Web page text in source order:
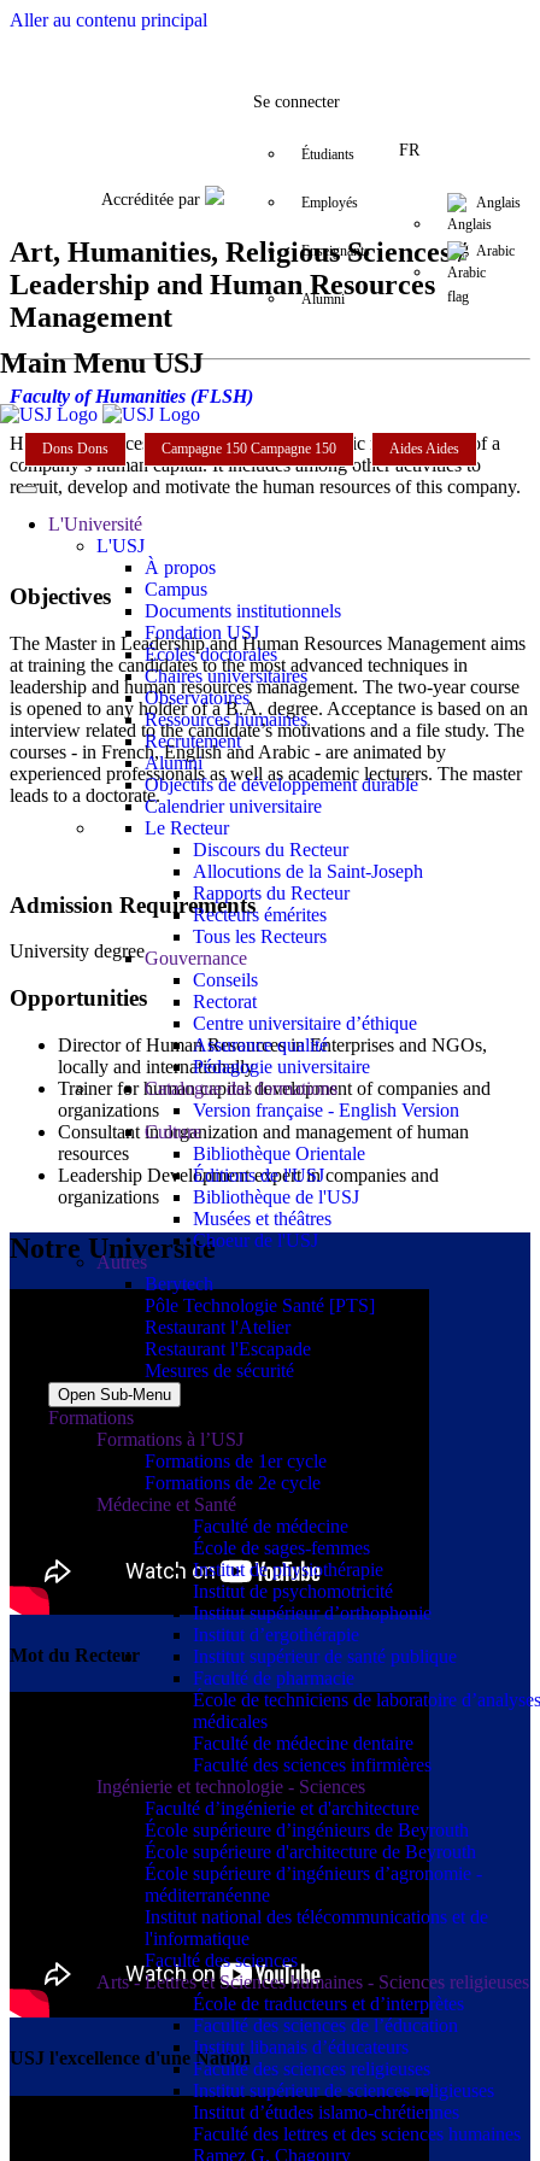
Aller au contenu principal
Facebook
Accréditée par
Se connecter
Étudiants
Employés
Enseignants
Alumni
FR
Anglais
Arabic
Main Menu USJ
Dons Dons Campagne 150 Campagne 150 AidesAides
L'Université
L'USJ
À propos
Campus
Documents institutionnels
Fondation USJ
Écoles doctorales
Chaires universitaires
Observatoires
Ressources humaines
Recrutement
Alumni
Objectifs de développement durable
Calendrier universitaire
Le Recteur
Discours du Recteur
Allocutions de la Saint-Joseph
Rapports du Recteur
Recteurs émérites
Tous les Recteurs
Gouvernance
Conseils
Rectorat
Centre universitaire d’éthique
Assurance qualité
Pédagogie universitaire
Catalogue des formations
Version française - English Version
Culture
Bibliothèque Orientale
Éditions de l'USJ
Bibliothèque de l'USJ
Musées et théâtres
Choeur de l'USJ
Autres
Berytech
Pôle Technologie Santé [PTS]
Restaurant l'Atelier
Restaurant l'Escapade
Mesures de sécurité
Open Sub-Menu
Formations
Formations à l’USJ
Formations de 1er cycle
Formations de 2e cycle
Médecine et Santé
Faculté de médecine
École de sages-femmes
Institut de physiothérapie
Institut de psychomotricité
Institut supérieur d’orthophonie
Institut d’ergothérapie
Institut supérieur de santé publique
Faculté de pharmacie
École de techniciens de laboratoire d’analyses
médicales
Faculté de médecine dentaire
Faculté des sciences infirmières
Ingénierie et technologie - Sciences
Faculté d’ingénierie et d'architecture
École supérieure d’ingénieurs de Beyrouth
École supérieure d'architecture de Beyrouth
École supérieure d’ingénieurs d’agronomie -
méditerranéenne
Institut national des télécommunications et de
l'informatique
Faculté des sciences
Arts - Lettres et Sciences humaines - Sciences religieuses
École de traducteurs et d’interprètes
Faculté des sciences de l’éducation
Institut libanais d’éducateurs
Faculté des sciences religieuses
Institut supérieur de sciences religieuses
Institut d’études islamo-chrétiennes
Faculté des lettres et des sciences humaines
Ramez G. Chagoury
Art, Humanities, Religious Sciences /
Leadership and Human Resources
Management
Faculty of Humanities (FLSH)
Human Resources Management is the strategic management of a
company’s human capital. It includes among other activities to
recruit, develop and motivate the human resources of this company.
Objectives
The Master in Leadership and Human Resources Management aims
at training the candidates to the most advanced techniques in
leadership and human resources management. The two-year course
is opened to any holder of a B.A. degree. Acceptance is based on an
interview related to the candidate’s motivations and a file study. The
courses - in French, English and Arabic - are animated by
experienced professionals as well as academic lecturers. The master
leads to a doctorate.
Admission Requirements
University degree
Opportunities
Director of Human Resources in Enterprises and NGOs,
locally and internationally
Trainer for human capital development of companies and
organizations
Consultant in organization and management of human
resources
Leadership Development expert in companies and
organizations
Notre Université
Mot du Recteur
USJ l'excellence d'une Nation